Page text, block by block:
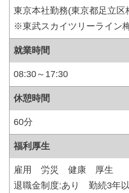
東京本社勤務(東京都足立区
※東武スカイツリーライン
就業時間
08:30～17:30
休憩時間
60分
福利厚生
雇用 労災 健康 厚生
退職金制度:あり 勤続3年